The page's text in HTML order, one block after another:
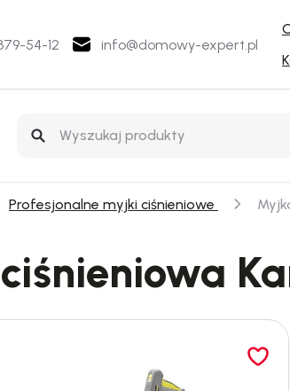
54-12 info@domowy-expert.pl
Profesjonalne myjki ciśnieniowe